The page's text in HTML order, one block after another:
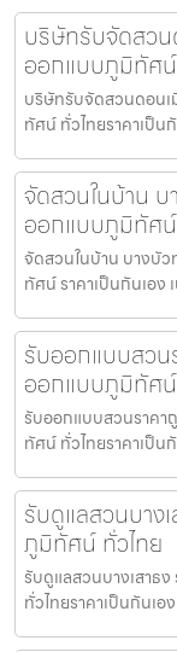
บริษัทรับจัดสว
ออกแบบภูมิทัศ
บริษัทรับจัดสวนดอน
ทัศน์ ทั่วไทยราคาเป็
จัดสวนในบ้าน
ออกแบบภูมิทัศ
จัดสวนในบ้าน บางบั
ทัศน์ ราคาเป็นกันเอ
รับออกแบบสว
ออกแบบภูมิทัศ
รับออกแบบสวนราค
ทัศน์ ทั่วไทยราคาเป็
รับดูแลสวนบาง
ภูมิทัศน์ ทั่วไทย
รับดูแลสวนบางเสา
ทั่วไทยราคาเป็นกันเ